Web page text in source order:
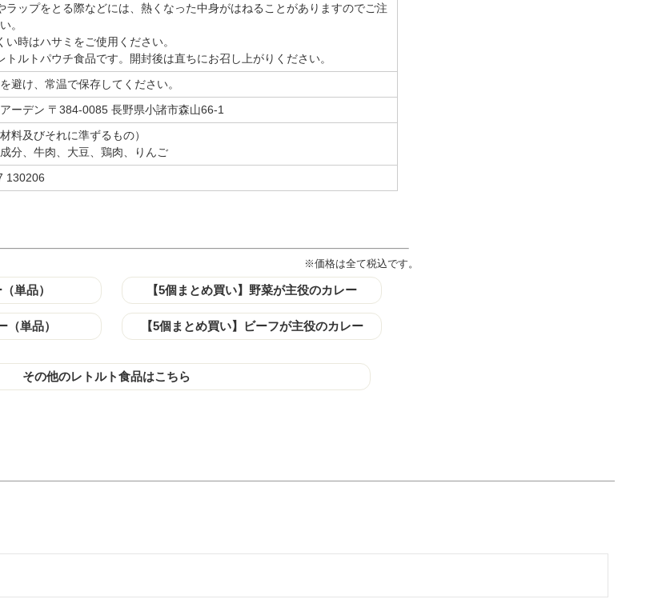
ラップをとる際などには、熱くなった中身がはねることがありますのでご注
。
い時はハサミをご使用ください。
トルトパウチ食品です。開封後は直ちにお召し上がりください。
避け、常温で保存してください。
ーデン 〒384-0085 長野県小諸市森山66-1
材料及びそれに準ずるもの）
分、牛肉、大豆、鶏肉、りんご
130206
※価格は全て税込です。
単品） 【5個まとめ買い】野菜が主役のカレー
（単品） 【5個まとめ買い】ビーフが主役のカレー
その他のレトルト食品はこちら